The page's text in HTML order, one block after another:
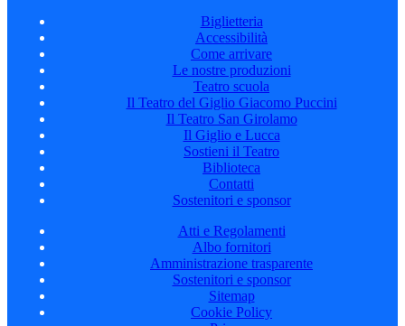
Biglietteria
Accessibilità
Come arrivare
Le nostre produzioni
Teatro scuola
Il Teatro del Giglio Giacomo Puccini
Il Teatro San Girolamo
Il Giglio e Lucca
Sostieni il Teatro
Biblioteca
Contatti
Sostenitori e sponsor
Atti e Regolamenti
Albo fornitori
Amministrazione trasparente
Sostenitori e sponsor
Sitemap
Cookie Policy